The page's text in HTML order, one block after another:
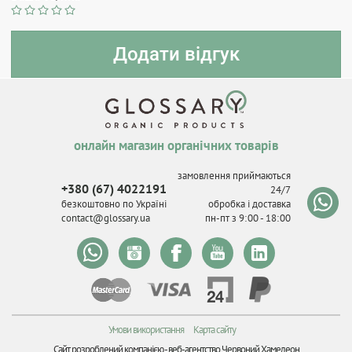
онлайн магазин органічних товарів
+380 (67) 4022191
безкоштовно по Україні
contact@glossary.ua
замовлення приймаються
24/7
обробка і доставка
пн-пт з 9:00 - 18:00
Умови використання
Карта сайту
Сайт розроблений компанією -веб-агентство Червоний Хамелеон